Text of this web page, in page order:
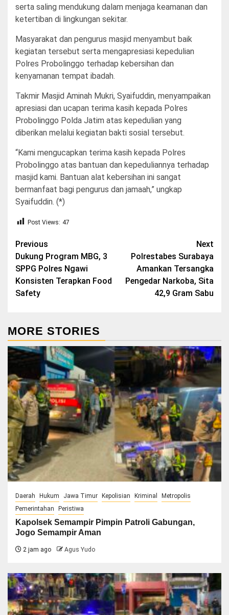
serta saling mendukung dalam menjaga keamanan dan
ketertiban di lingkungan sekitar.
Masyarakat dan pengurus masjid menyambut baik
kegiatan tersebut serta mengapresiasi kepedulian
Polres Probolinggo terhadap kebersihan dan
kenyamanan tempat ibadah.
Takmir Masjid Aminah Mukri, Syaifuddin, menyampaikan
apresiasi dan ucapan terima kasih kepada Polres
Probolinggo Polda Jatim atas kepedulian yang
diberikan melalui kegiatan bakti sosial tersebut.
“Kami mengucapkan terima kasih kepada Polres
Probolinggo atas bantuan dan kepeduliannya terhadap
masjid kami. Bantuan alat kebersihan ini sangat
bermanfaat bagi pengurus dan jamaah,” ungkap
Syaifuddin. (*)
Post Views: 47
Post
navigation
Previous
Dukung Program MBG, 3
SPPG Polres Ngawi
Konsisten Terapkan Food
Safety
Next
Polrestabes Surabaya
Amankan Tersangka
Pengedar Narkoba, Sita
42,9 Gram Sabu
MORE STORIES
Daerah Hukum Jawa Timur Kepolisian Kriminal
Metropolis
Pemerintahan
Peristiwa
Kapolsek Semampir Pimpin Patroli Gabungan,
Jogo Semampir Aman
2 jam ago Agus Yudo